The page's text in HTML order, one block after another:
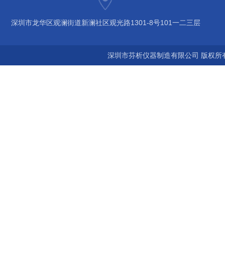
深圳市龙华区观澜街道新澜社区观光路1301-8号101一二三层
深圳市芬析仪器制造有限公司 版权